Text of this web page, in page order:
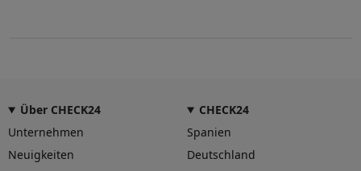
Über CHECK24
Unternehmen
Neuigkeiten
CHECK24
Spanien
Deutschland